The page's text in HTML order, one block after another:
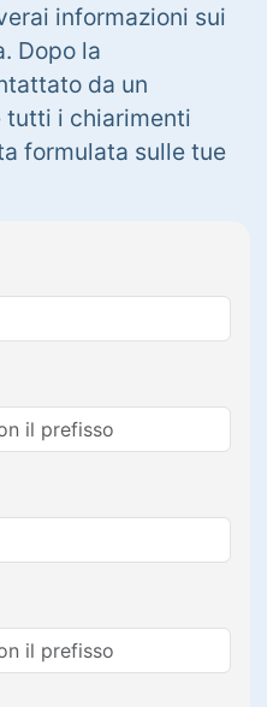
informazioni sui
Dopo la
da un
tutti i chiarimenti
formulata sulle tue